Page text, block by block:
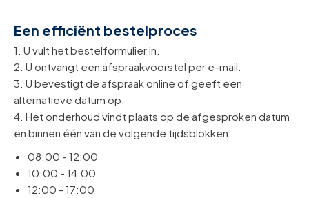
Een efficiënt bestelproces
1. U vult het bestelformulier in.
2. U ontvangt een afspraakvoorstel per e-mail.
3. U bevestigt de afspraak online of geeft een
alternatieve datum op.
4. Het onderhoud vindt plaats op de afgesproken datum
en binnen één van de volgende tijdsblokken:
08:00 - 12:00
10:00 - 14:00
12:00 - 17:00